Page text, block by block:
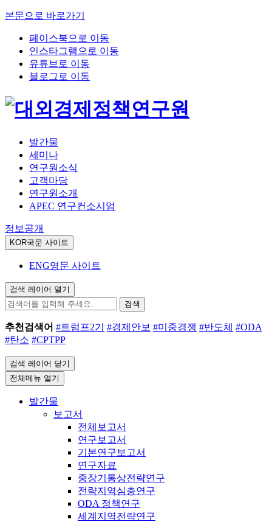
본문으로 바로가기
페이스북으로 이동
인스타그램으로 이동
유튜브로 이동
블로그로 이동
발간물
세미나
연구원소식
고객마당
연구원소개
APEC 연구컨소시엄
정보공개
KOR국문 사이트
ENG영문 사이트
검색 레이어 열기
검색
추천검색어 #트럼프2기 #경제안보 #미중경쟁 #반도체 #ODA
#탄소 #CPTPP
검색 레이어 닫기
전체메뉴 열기
발간물
보고서
전체보고서
연구보고서
기본연구보고서
연구자료
중장기통상전략연구
전략지역심층연구
ODA 정책연구
세계지역전략연구